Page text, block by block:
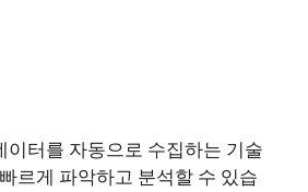
이터를 자동으로 수집하는 기술
르게 파악하고 분석할 수 있습